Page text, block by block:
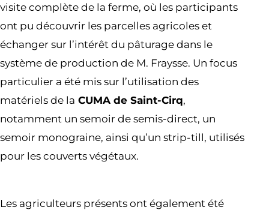
visite complète de la ferme, où les participants
ont pu découvrir les parcelles agricoles et
échanger sur l’intérêt du pâturage dans le
système de production de M. Fraysse. Un focus
particulier a été mis sur l’utilisation des
matériels de la CUMA de Saint-Cirq,
notamment un semoir de semis-direct, un
semoir monograine, ainsi qu’un strip-till, utilisés
pour les couverts végétaux.
Les agriculteurs présents ont également été